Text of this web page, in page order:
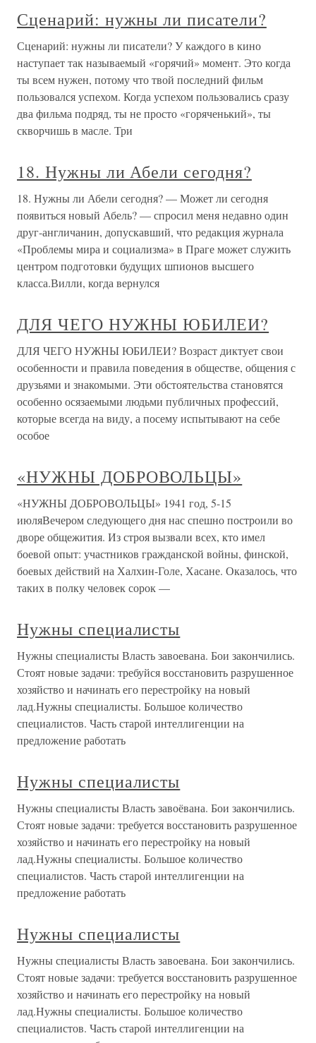
Сценарий: нужны ли писатели?
Сценарий: нужны ли писатели? У каждого в кино
наступает так называемый «горячий» момент. Это когда
ты всем нужен, потому что твой последний фильм
пользовался успехом. Когда успехом пользовались сразу
два фильма подряд, ты не просто «горяченький», ты
скворчишь в масле. Три
18. Нужны ли Абели сегодня?
18. Нужны ли Абели сегодня? — Может ли сегодня
появиться новый Абель? — спросил меня недавно один
друг-англичанин, допускавший, что редакция журнала
«Проблемы мира и социализма» в Праге может служить
центром подготовки будущих шпионов высшего
класса.Вилли, когда вернулся
ДЛЯ ЧЕГО НУЖНЫ ЮБИЛЕИ?
ДЛЯ ЧЕГО НУЖНЫ ЮБИЛЕИ? Возраст диктует свои
особенности и правила поведения в обществе, общения с
друзьями и знакомыми. Эти обстоятельства становятся
особенно осязаемыми людьми публичных профессий,
которые всегда на виду, а посему испытывают на себе
особое
«НУЖНЫ ДОБРОВОЛЬЦЫ»
«НУЖНЫ ДОБРОВОЛЬЦЫ» 1941 год, 5-15
июляВечером следующего дня нас спешно построили во
дворе общежития. Из строя вызвали всех, кто имел
боевой опыт: участников гражданской войны, финской,
боевых действий на Халхин-Голе, Хасане. Оказалось, что
таких в полку человек сорок —
Нужны специалисты
Нужны специалисты Власть завоевана. Бои закончились.
Стоят новые задачи: требуйся восстановить разрушенное
хозяйство и начинать его перестройку на новый
лад.Нужны специалисты. Большое количество
специалистов. Часть старой интеллигенции на
предложение работать
Нужны специалисты
Нужны специалисты Власть завоёвана. Бои закончились.
Стоят новые задачи: требуется восстановить разрушенное
хозяйство и начинать его перестройку на новый
лад.Нужны специалисты. Большое количество
специалистов. Часть старой интеллигенции на
предложение работать
Нужны специалисты
Нужны специалисты Власть завоевана. Бои закончились.
Стоят новые задачи: требуется восстановить разрушенное
хозяйство и начинать его перестройку на новый
лад.Нужны специалисты. Большое количество
специалистов. Часть старой интеллигенции на